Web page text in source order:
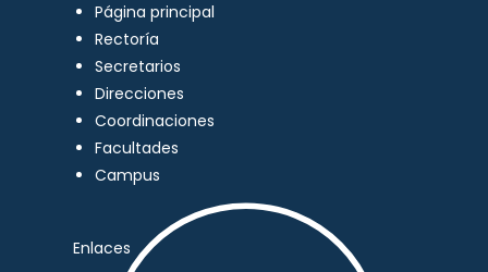
Página principal
Rectoría
Secretarios
Direcciones
Coordinaciones
Facultades
Campus
Enlaces